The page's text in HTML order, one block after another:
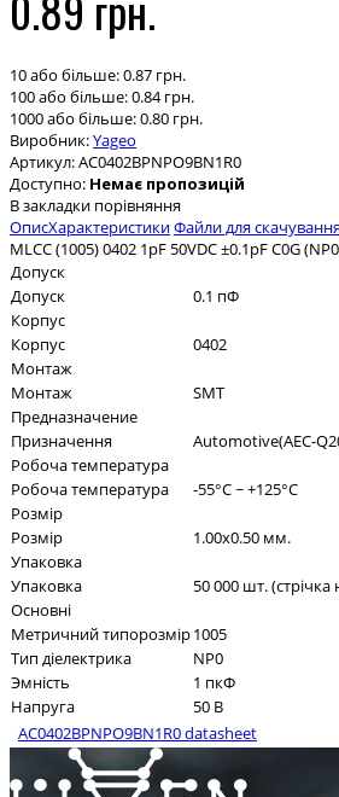
10 або більше: 0.87 грн.
100 або більше: 0.84 грн.
1000 або більше: 0.80 грн.
Виробник:Yageo
Артикул:AC0402BPNPO9BN1R0
Доступно: Немає пропозицій
В закладки порівняння
ОписХарактеристикиФайли для
MLCC (1005) 0402 1pF 50VDC ±0.1pF C0G
Допуск
Допуск
0.1 пФ
Корпус
Корпус
0402
Монтаж
Монтаж
SMT
Предназначение
Призначення
Automotive(AEC-
Робоча температура
Робоча температура
-55°C ~ +125°C
Розмір
Розмір
1.00x0.50 мм.
Упаковка
Упаковка
50 000 шт. (стрічка
Основні
Метричний типорозмір1005
Тип діелектрика
NP0
Эмність
1 пкФ
Напруга
50 В
AC0402BPNPO9BN1R0 datasheet